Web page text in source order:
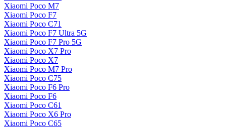
Xiaomi Poco M7
Xiaomi Poco F7
Xiaomi Poco C71
Xiaomi Poco F7 Ultra 5G
Xiaomi Poco F7 Pro 5G
Xiaomi Poco X7 Pro
Xiaomi Poco X7
Xiaomi Poco M7 Pro
Xiaomi Poco C75
Xiaomi Poco F6 Pro
Xiaomi Poco F6
Xiaomi Poco C61
Xiaomi Poco X6 Pro
Xiaomi Poco C65